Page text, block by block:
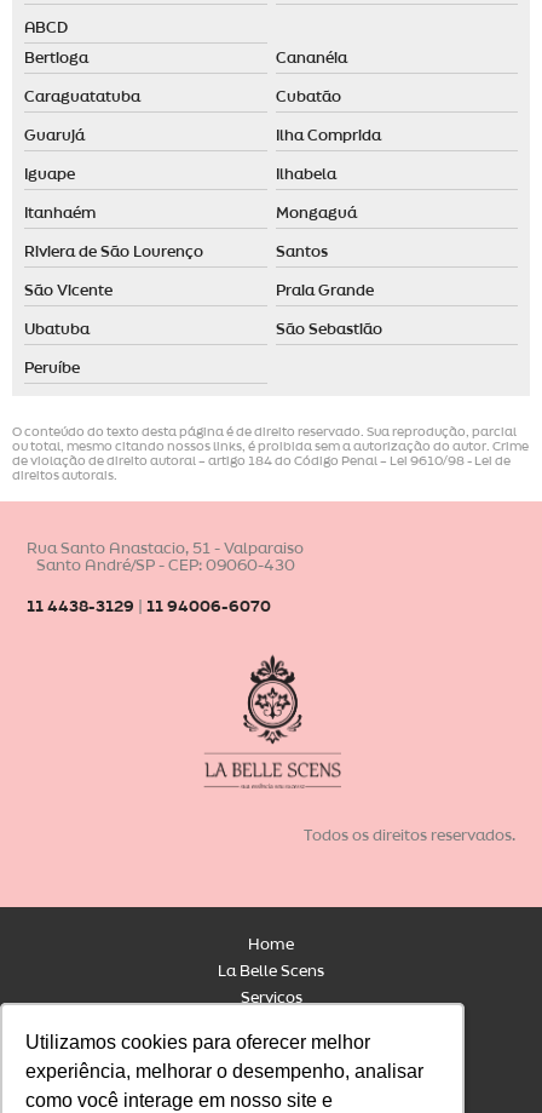
Utilizamos cookies para oferecer melhor
experiência, melhorar o desempenho, analisar
como você interage em nosso site e
Utilizamos cookies para oferecer melhor
experiência, melhorar o desempenho, analisar
como você interage em nosso site e
ABCD
Bertioga Cananéia
Caraguatatuba Cubatão
Guarujá Ilha Comprida
Iguape Ilhabela
Itanhaém Mongaguá
Riviera de São Lourenço Santos
São Vicente Praia Grande
Ubatuba São Sebastião
Peruíbe
O conteúdo do texto desta página é de direito reservado. Sua reprodução, parcial
ou total, mesmo citando nossos links, é proibida sem a autorização do autor. Crime
de violação de direito autoral – artigo 184 do Código Penal – Lei 9610/98 - Lei de
direitos autorais.
Rua Santo Anastacio, 51 - Valparaiso
Santo André/SP - CEP: 09060-430
11 4438-3129 11 94006-6070
Todos os direitos reservados.
Home
La Belle Scens
Serviços
Blog
Loja
Linha Profissional